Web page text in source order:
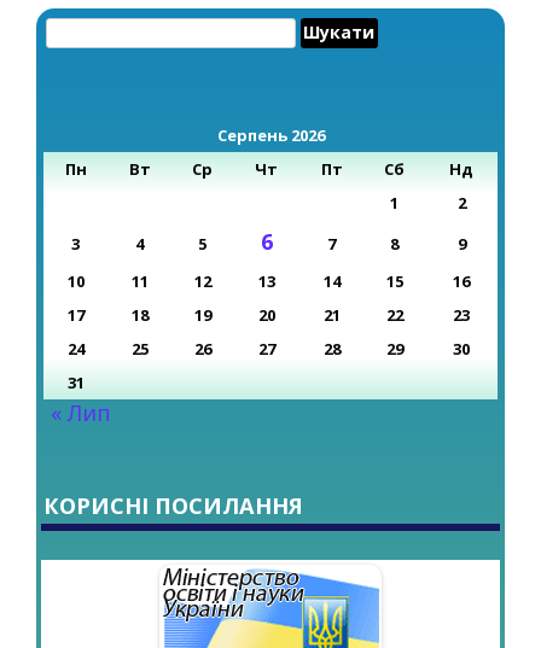
Серпень 2026
Пн
Вт Ср Чт Пт Сб
Нд
1
2
3
4 5 6 7 8
9
10
11 12 13 14 15
16
17
18 19 20 21 22
23
24
25 26 27 28 29
30
31
« Лип
КОРИСНІ ПОСИЛАННЯ